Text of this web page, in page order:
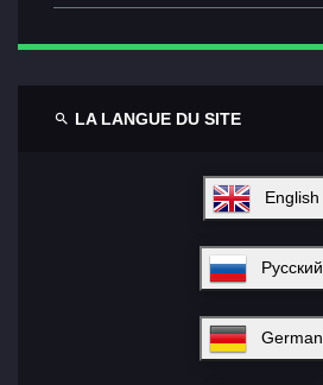
LA LANGUE DU SITE
English
Русский
German